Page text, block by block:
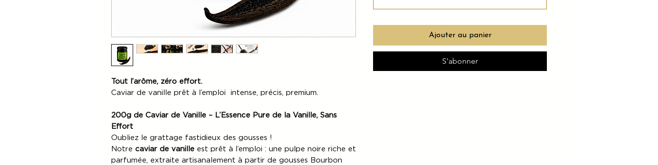
Tout l’arôme, zéro effort.
Caviar de vanille prêt à l’emploi intense, précis, premium.
200g de Caviar de Vanille – L’Essence Pure de la Vanille, Sans
Effort
Oubliez le grattage fastidieux des gousses !
Notre caviar de vanille est prêt à l’emploi : une pulpe noire riche et
parfumée, extraite artisanalement à partir de gousses Bourbon
Ajouter au panier
S'abonner